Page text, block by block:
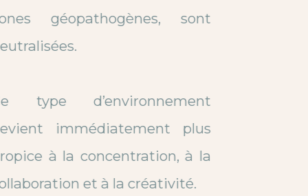
zones géopathogènes, sont
neutralisées.
Ce type d’environnement
devient immédiatement plus
propice à la concentration, à la
collaboration et à la créativité.